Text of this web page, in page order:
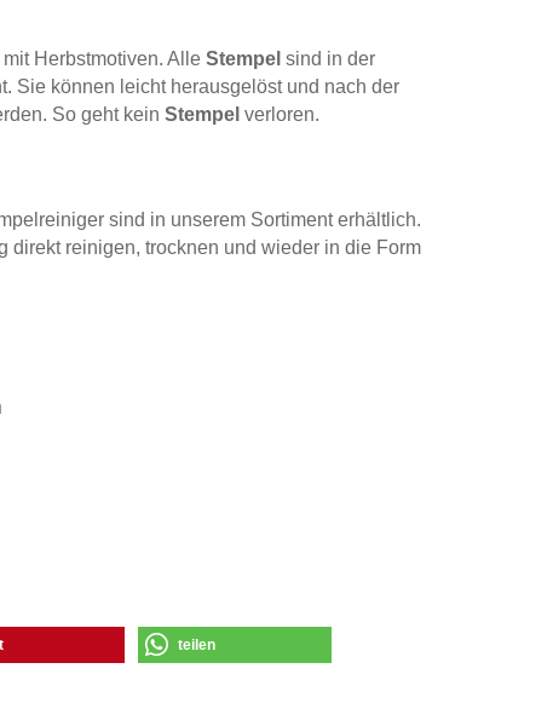
mit Herbstmotiven. Alle Stempel sind in der
Sie können leicht herausgelöst und nach der
So geht kein Stempel verloren.
sind in unserem Sortiment erhältlich.
direkt reinigen, trocknen und wieder in die Form
teilen